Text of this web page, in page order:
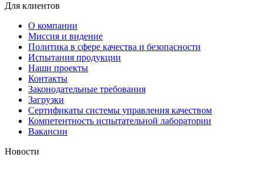
Для клиентов
О компании
Миссия и видение
Политика в сфере качества и безопасности
Испытания продукции
Наши проекты
Контакты
Законодательные требования
Загрузки
Сертификаты системы управления качеством
Компетентность испытательной лаборатории
Вакансии
Новости